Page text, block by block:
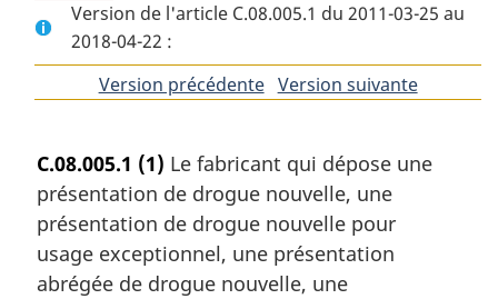
Version de l'article C.08.005.1 du 2011-03-25 au
2018-04-22 :
Version précédentedeVersion suivantede
C.08.005.1 (1) Le fabricant qui dépose une
présentation de drogue nouvelle, une
présentation de drogue nouvelle pour
usage exceptionnel, une présentation
abrégée de drogue nouvelle, une